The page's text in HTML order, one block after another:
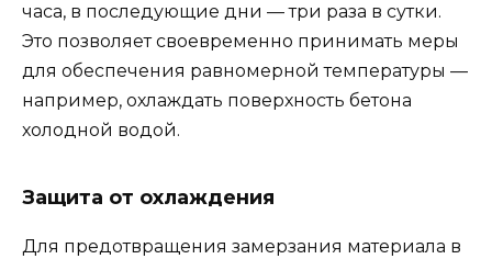
часа, в последующие дни — три раза в сутки.
Это позволяет своевременно принимать меры
для обеспечения равномерной температуры —
например, охлаждать поверхность бетона
холодной водой.
Защита от охлаждения
Для предотвращения замерзания материала в